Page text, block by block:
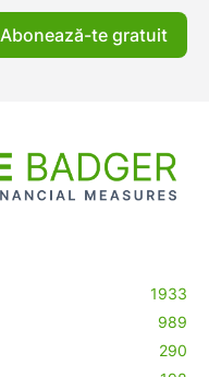
Abonează-te gratuit
1933
989
290